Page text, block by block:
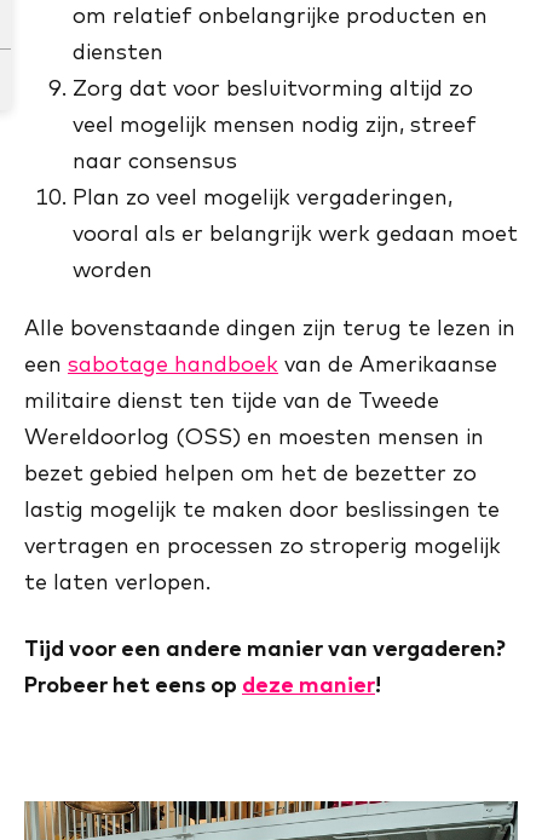
om relatief onbelangrijke producten en
diensten
Zorg dat voor besluitvorming altijd zo
veel mogelijk mensen nodig zijn, streef
naar consensus
Plan zo veel mogelijk vergaderingen,
vooral als er belangrijk werk gedaan moet
worden
Alle bovenstaande dingen zijn terug te lezen in
een sabotage handboek van de Amerikaanse
militaire dienst ten tijde van de Tweede
Wereldoorlog (OSS) en moesten mensen in
bezet gebied helpen om het de bezetter zo
lastig mogelijk te maken door beslissingen te
vertragen en processen zo stroperig mogelijk
te laten verlopen.
Tijd voor een andere manier van vergaderen?
Probeer het eens op deze manier!